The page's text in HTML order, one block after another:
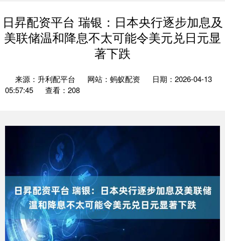
日昇配资平台 瑞银：日本央行逐步加息及
美联储温和降息不太可能令美元兑日元显
著下跌
来源：升利配平台 网站：蚂蚁配资
日期：2026-04-13
05:57:45
查看：208